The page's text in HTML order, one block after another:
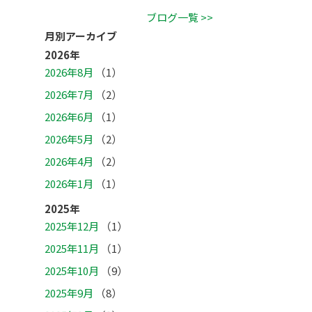
ブログ一覧 >>
月別アーカイブ
2026年
2026年8月
（1）
2026年7月
（2）
2026年6月
（1）
2026年5月
（2）
2026年4月
（2）
2026年1月
（1）
2025年
2025年12月
（1）
2025年11月
（1）
2025年10月
（9）
2025年9月
（8）